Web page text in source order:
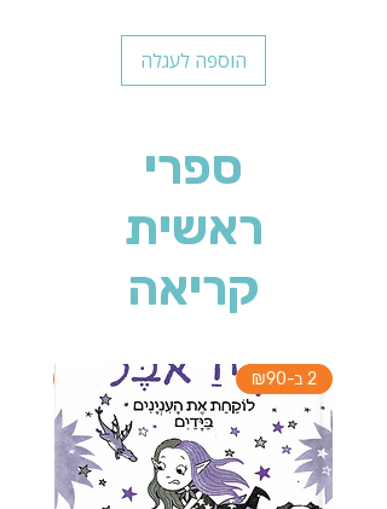
הוספה לעגלה
ספרי
ראשית
קריאה
2 ב-₪90